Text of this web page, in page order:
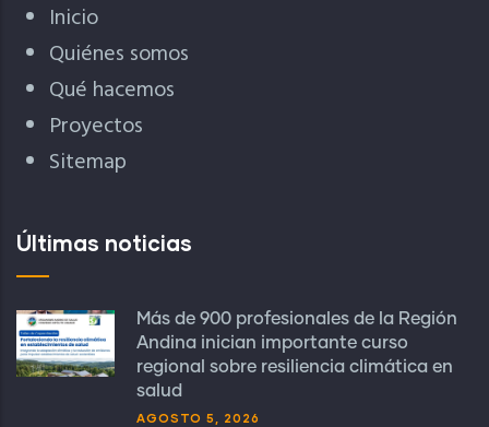
Inicio
Quiénes somos
Qué hacemos
Proyectos
Sitemap
Últimas noticias
Más de 900 profesionales de la Región
Andina inician importante curso
regional sobre resiliencia climática en
salud
AGOSTO 5, 2026